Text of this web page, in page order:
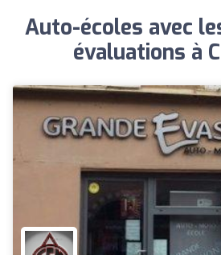
Auto-écoles avec
évaluations à